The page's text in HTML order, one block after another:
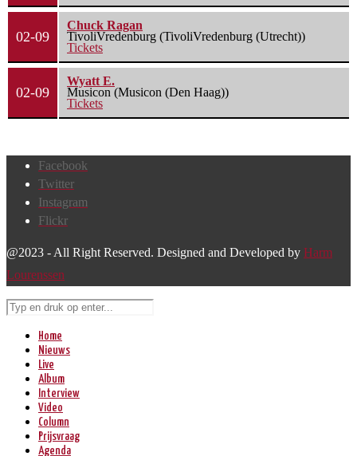
02-09
Chuck Ragan
TivoliVredenburg (TivoliVredenburg (Utrecht))
Tickets
02-09
Wyatt E.
Musicon (Musicon (Den Haag))
Tickets
Facebook
Twitter
Instagram
Flickr
@2023 - All Right Reserved. Designed and Developed by Harm
Lourenssen
Home
Nieuws
Live
Album
Interview
Video
Column
Prijsvraag
Agenda